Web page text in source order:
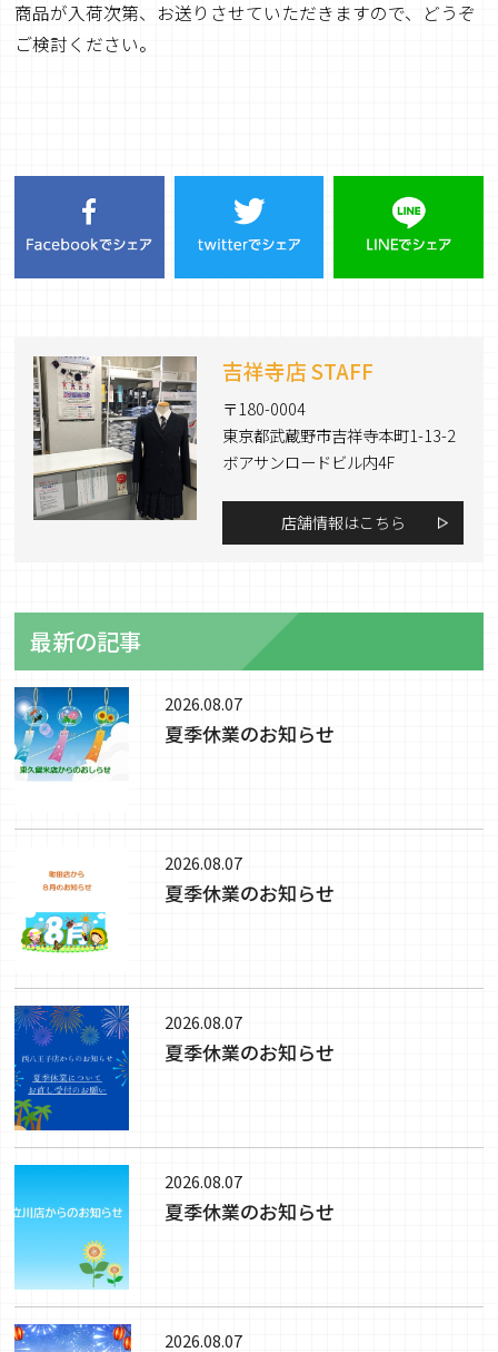
商品が入荷次第、お送りさせていただきますので、どうぞ
ご検討ください。
吉祥寺店 STAFF
〒180-0004
東京都武蔵野市吉祥寺本町1-13-2
ボアサンロードビル内4F
店舗情報はこちら
最新の記事
2026.08.07
夏季休業のお知らせ
2026.08.07
夏季休業のお知らせ
2026.08.07
夏季休業のお知らせ
2026.08.07
夏季休業のお知らせ
2026.08.07